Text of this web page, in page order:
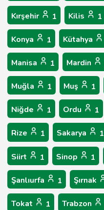
Kırşehir 1 Kilis 1
Konya 1 Kütahya
Manisa 1 Mardin
Muğla 1 Muş 1
Niğde 1 Ordu 1
Rize 1 Sakarya 1
Siirt 1 Sinop 1
Şanlıurfa 1 Şırnak
Tokat 1 Trabzon